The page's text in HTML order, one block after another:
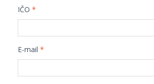
IČO *
E-mail *